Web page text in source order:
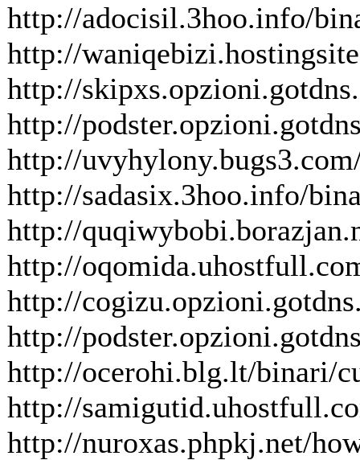
http://adocisil.3hoo.info/
http://
http://
http://
http://
http://sadasix.3hoo.info/
http://
http://
http://
http://
http://ocerohi.blg.lt/binari/
http://
http://nuroxas.phpkj.net/